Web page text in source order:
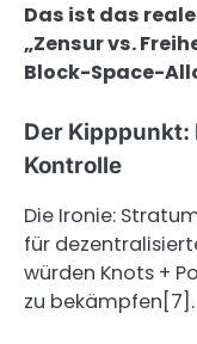
Das ist das
„Zensur vs.
Block-Space-
Der
Kontrolle
Die Ironie:
für
würden Knots +
zu bekämpfen[7].